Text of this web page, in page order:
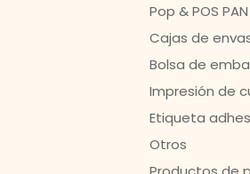
Pop & POS PAN
Cajas de
Bolsa de
Impresión de
Etiqueta
Otros